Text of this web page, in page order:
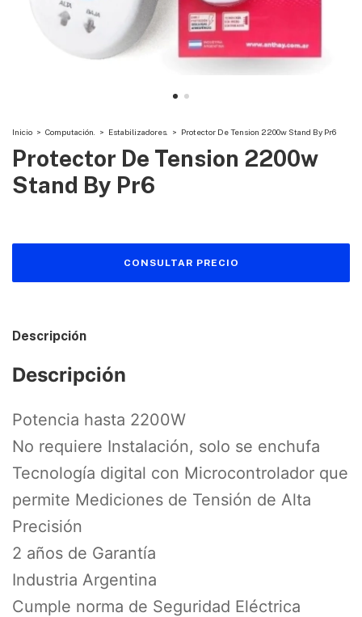
Inicio > Computación. > Estabilizadores. > Protector De Tension 2200w Stand By Pr6
Protector De Tension 2200w
Stand By Pr6
Descripción
Descripción
Potencia hasta 2200W
No requiere Instalación, solo se enchufa
Tecnología digital con Microcontrolador que
permite Mediciones de Tensión de Alta
Precisión
2 años de Garantía
Industria Argentina
Cumple norma de Seguridad Eléctrica